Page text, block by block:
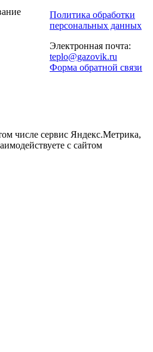
Политика обработки
персональных данных
Электронная почта:
teplo@gazovik.ru
Форма обратной связи
числе сервис Яндекс.Метрика,
с сайтом